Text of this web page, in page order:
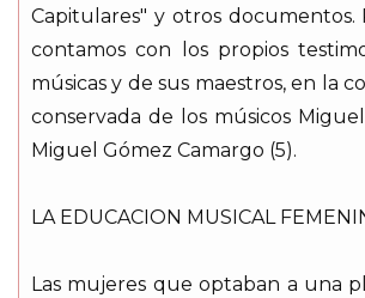
Capitulares" y otros documentos.
contamos con los propios
músicas y de sus maestros, en la
conservada de los músicos
Miguel Gómez Camargo (5).
LA EDUCACION MUSICAL
Las mujeres que optaban a una